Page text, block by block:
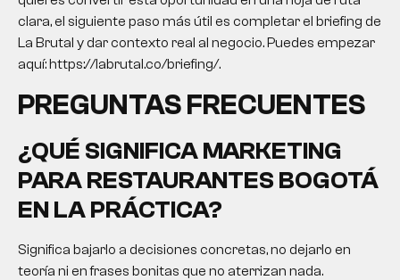
clara, el siguiente paso más útil es completar el briefing de
La Brutal y dar contexto real al negocio. Puedes empezar
aquí: https://labrutal.co/briefing/.
PREGUNTAS FRECUENTES
¿QUÉ SIGNIFICA MARKETING
PARA RESTAURANTES BOGOTÁ
EN LA PRÁCTICA?
Significa bajarlo a decisiones concretas, no dejarlo en
teoría ni en frases bonitas que no aterrizan nada.